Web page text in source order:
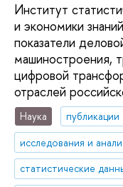
Институт
и экономики
показатели
машиностроения,
цифровой
отраслей
Наука
публикации
исследования и
статистические